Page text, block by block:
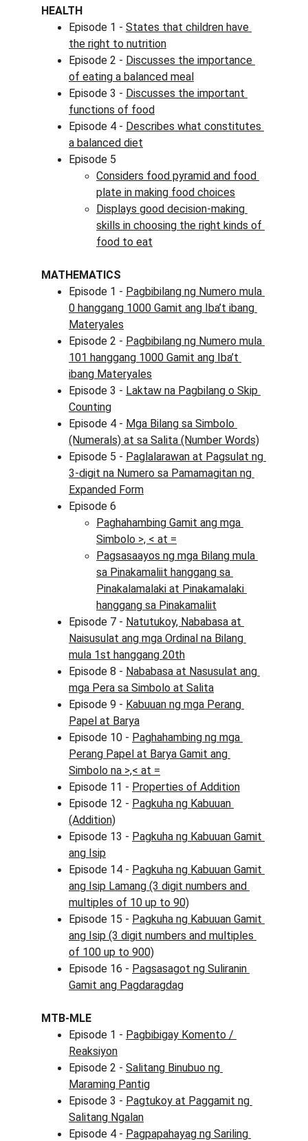
HEALTH
Episode 1 - States that children have
the right to nutrition
Episode 2 - Discusses the importance
of eating a balanced meal
Episode 3 - Discusses the important
functions of food
Episode 4 - Describes what constitutes
a balanced diet
Episode 5
Considers food pyramid and food
plate in making food choices
Displays good decision-making
skills in choosing the right kinds of
food to eat
MATHEMATICS
Episode 1 - Pagbibilang ng Numero mula
0 hanggang 1000 Gamit ang Iba’t ibang
Materyales
Episode 2 - Pagbibilang ng Numero mula
101 hanggang 1000 Gamit ang Iba’t
ibang Materyales
Episode 3 - Laktaw na Pagbilang o Skip
Counting
Episode 4 - Mga Bilang sa Simbolo
(Numerals) at sa Salita (Number Words)
Episode 5 - Paglalarawan at Pagsulat ng
3-digit na Numero sa Pamamagitan ng
Expanded Form
Episode 6
Paghahambing Gamit ang mga
Simbolo >, < at =
Pagsasaayos ng mga Bilang mula
sa Pinakamaliit hanggang sa
Pinakalamalaki at Pinakamalaki
hanggang sa Pinakamaliit
Episode 7 - Natutukoy, Nababasa at
Naisusulat ang mga Ordinal na Bilang
mula 1st hanggang 20th
Episode 8 - Nababasa at Nasusulat ang
mga Pera sa Simbolo at Salita
Episode 9 - Kabuuan ng mga Perang
Papel at Barya
Episode 10 - Paghahambing ng mga
Perang Papel at Barya Gamit ang
Simbolo na >,< at =
Episode 11 - Properties of Addition
Episode 12 - Pagkuha ng Kabuuan
(Addition)
Episode 13 - Pagkuha ng Kabuuan Gamit
ang Isip
Episode 14 - Pagkuha ng Kabuuan Gamit
ang Isip Lamang (3 digit numbers and
multiples of 10 up to 90)
Episode 15 - Pagkuha ng Kabuuan Gamit
ang Isip (3 digit numbers and multiples
of 100 up to 900)
Episode 16 - Pagsasagot ng Suliranin
Gamit ang Pagdaragdag
MTB-MLE
Episode 1 - Pagbibigay Komento /
Reaksiyon
Episode 2 - Salitang Binubuo ng
Maraming Pantig
Episode 3 - Pagtukoy at Paggamit ng
Salitang Ngalan
Episode 4 - Pagpapahayag ng Sariling